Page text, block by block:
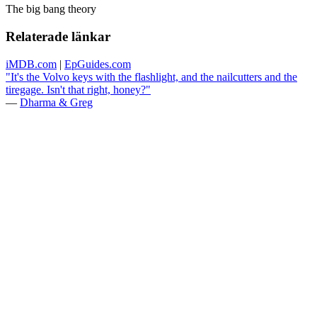
The big bang theory
Relaterade länkar
iMDB.com | EpGuides.com
"It's the Volvo keys with the flashlight, and the nailcutters and the
tiregage. Isn't that right, honey?"
— Dharma & Greg